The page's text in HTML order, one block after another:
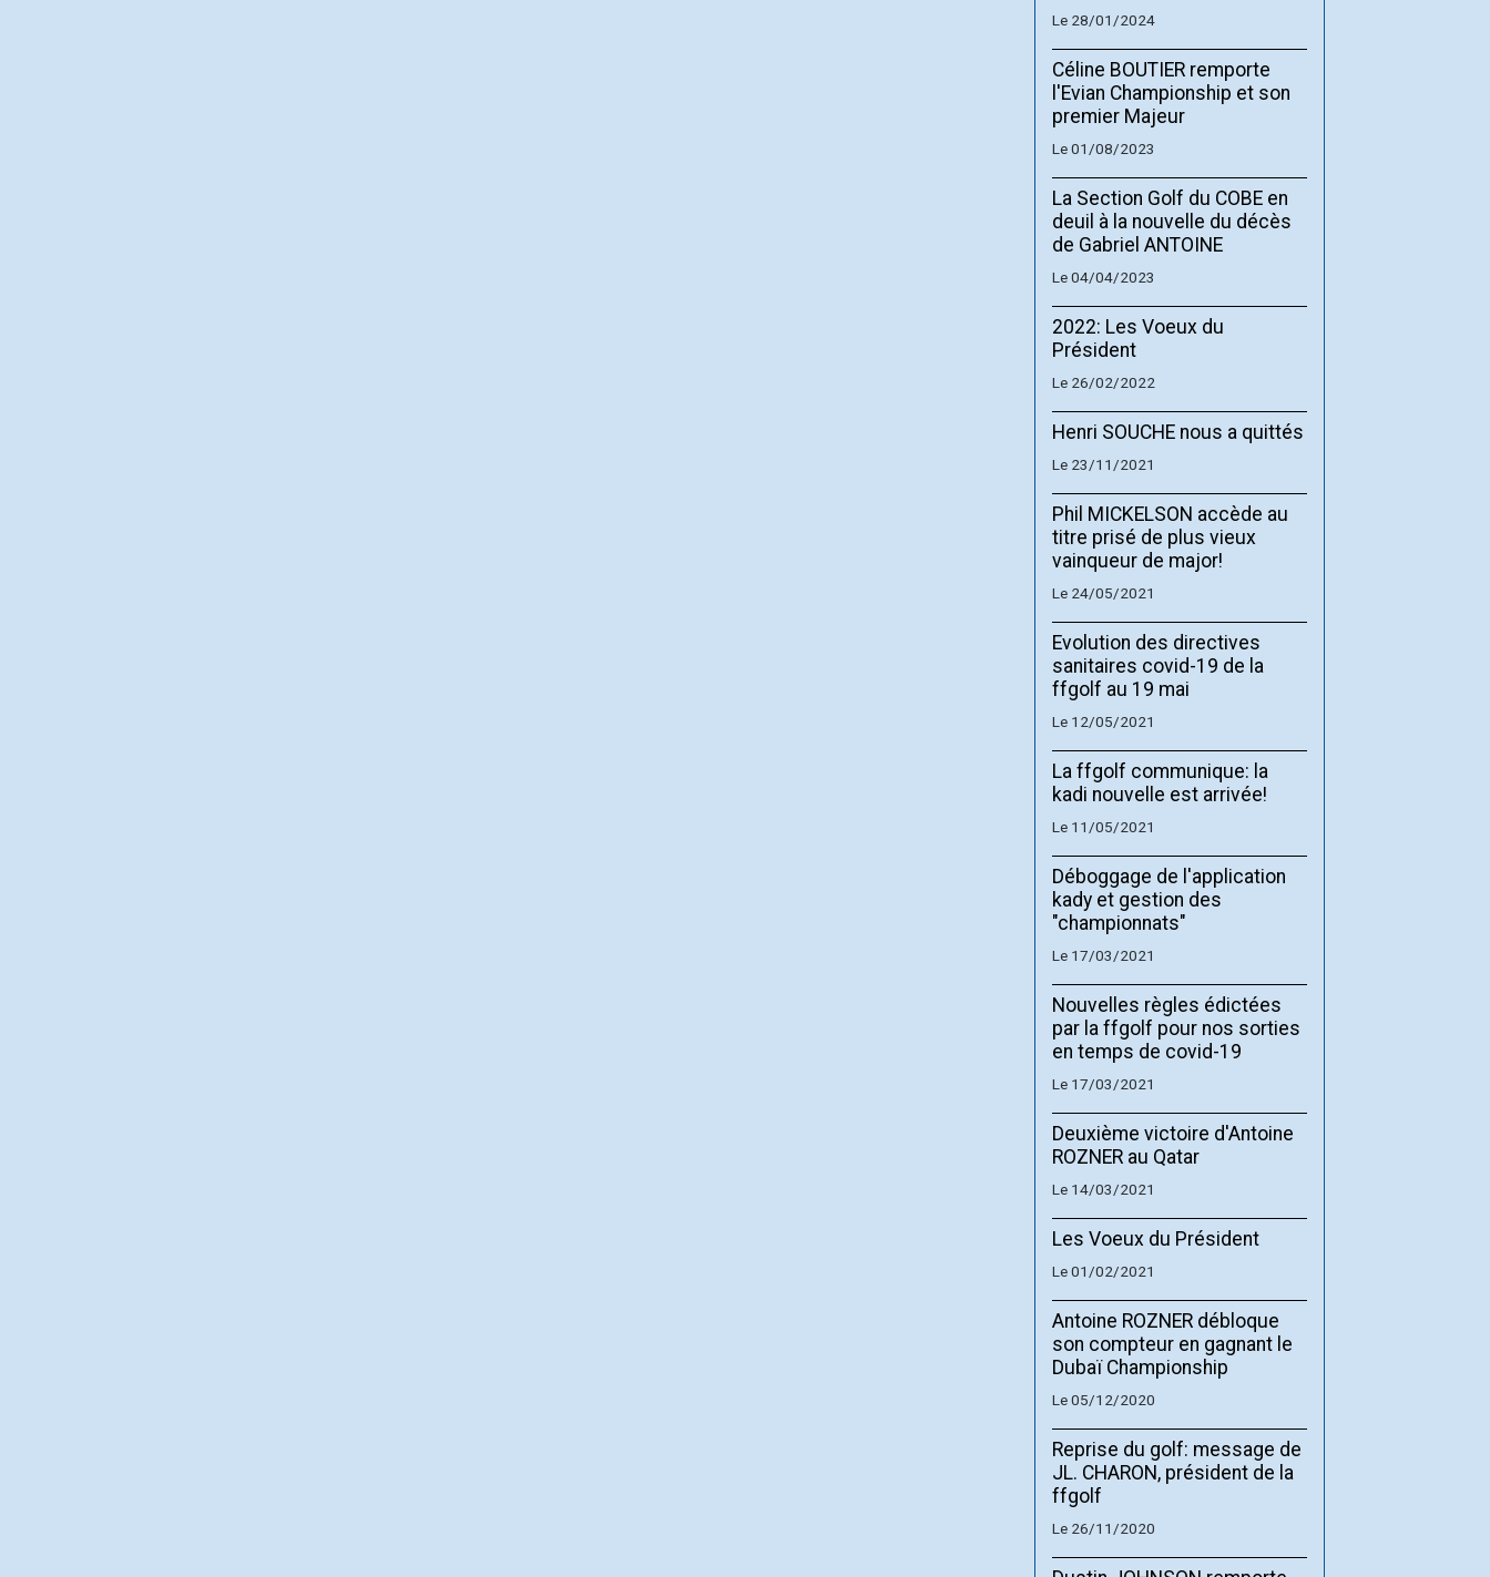
Le 28/01/2024
Céline BOUTIER remporte
l'Evian Championship et son
premier Majeur
Le 01/08/2023
La Section Golf du COBE en
deuil à la nouvelle du décès
de Gabriel ANTOINE
Le 04/04/2023
2022: Les Voeux du
Président
Le 26/02/2022
Henri SOUCHE nous a quittés
Le 23/11/2021
Phil MICKELSON accède au
titre prisé de plus vieux
vainqueur de major!
Le 24/05/2021
Evolution des directives
sanitaires covid-19 de la
ffgolf au 19 mai
Le 12/05/2021
La ffgolf communique: la
kadi nouvelle est arrivée!
Le 11/05/2021
Déboggage de l'application
kady et gestion des
"championnats"
Le 17/03/2021
Nouvelles règles édictées
par la ffgolf pour nos sorties
en temps de covid-19
Le 17/03/2021
Deuxième victoire d'Antoine
ROZNER au Qatar
Le 14/03/2021
Les Voeux du Président
Le 01/02/2021
Antoine ROZNER débloque
son compteur en gagnant le
Dubaï Championship
Le 05/12/2020
Reprise du golf: message de
JL. CHARON, président de la
ffgolf
Le 26/11/2020